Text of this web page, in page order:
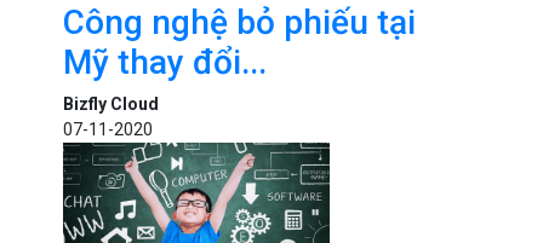
Công nghệ bỏ phiếu tại
Mỹ thay đổi...
Bizfly Cloud
07-11-2020